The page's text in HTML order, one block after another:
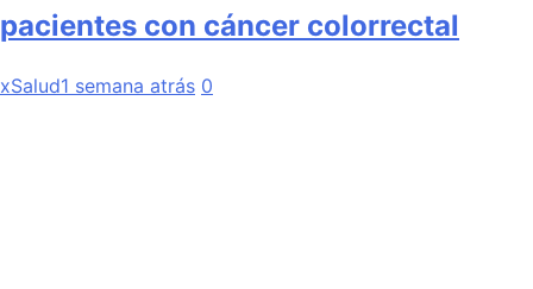
pacientes con cáncer colorrectal
xSalud1 semana atrás 0